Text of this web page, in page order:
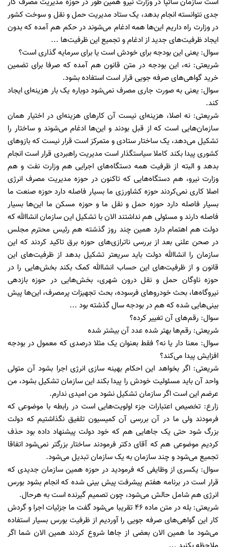
است سازمان ساتپا در وزارت نیرو همین طور در حوزه مدیریت مصرف کار
جدی نتوانسته انجام بدهد، یک ستاد مدیریت حمل و نقل و سوخت کشور
در وزارت راه داریم این‌ها همه ادغام می‌شوند در حکم هم آمده که بدون
ایجاد ظرفیت‌های جدید از ادغام و تجمیع این ظرفیت‌ها ...
سوال: یعنی این بودجه برای خودش است یا برای سرمایه گذاری است؟
شریعتی: نه، این بودجه در متن قانون هم آمده که صرفا برای تضمین
خرید گواهی‌های صرفه جویی قرار است استفاده بشود.
سوال: یعنی به صورت جاری مصرف نمی‌شود دوباره یک بار هزینه‌ای ایجاد
کند.
شریعتی: نه اصلا، هزینه‌ای نیست آن کار‌های هزینه‌ای در اختیار همان
سازمان‌هایی است که از قبل بودند و این‌ها ادغام می‌شوند و ساختار را
تشکیل می‌دهد، یک ساختار ستادی و متمرکز است قرار نیست که بازو‌های
کشوری پیدا بکند کاملا سیاستگذار است مدیریت راهبردی قرار است انجام
بدهد و البته از ظرفیت همه دستگاه‌های اجرایی هم وزارت نفت و هم
وزارت نیرو، هم دستگاه‌هایی که تاکنون در حوزه مدیریت مصرف انرژی
اصلا کاری نمی‌کردند حوزه کشاورزی ما بسیار فاصله دارد حوزه صنعت ما
بسیار فاصله دارد حوزه حمل و نقل ما و حوزه مسکن ما این‌ها بسیار
فاصله دارند و مسئولی هم نداشتند الان با تشکیل این سازمان انشاالله که
دولت هم اهتمام دارد همین چند روز گذشته هم رئیس محترم مجلس
در صحن علنی بعد از بررسی ناترازی‌های حوزه برق تاکید کردند که این
سازمان را انشاالله دولت باید سریعتر تشکیل بدهد از ظرفیت‌های این
قانون و از ظرفیت‌های این حساب انشاالله کمک بکند بخش‌هایی را در
حوزه ناوگان حمل و نقل درون شهری، بخش‌هایی در حوزه بازدهی
نیروگاه‌ها، بحث خودرو‌های فرسوده، بحث تجهیزات پرمصرف، این‌ها پیش
بینی‌هایی شده که هم در بودجه سال گذشته بود ...
سوال: رقم‌های آن تغییر کرده؟
شریعتی: رقم‌ها بهتر شده عدد آن بیشتر شده
سوال: معنا دار یا نه؟ فقط بعنوان یک مثلا درصدی که معمول در بودجه
افزایش پیدا می‌کند؟
شریعتی: اگر بخواهد این احکام بهینه سازی انرژی اجرا بشود آن متولی
واحد آن باید مسئولیت خودش را پیدا بکند این سازمان تشکیل بشود، من
عرضم این است اگر سازمان تشکیل نشود من امیدی ندارم.
زارع: تخصیص اعتبارات جزء اولویت‌هایی است در رابطه با موضوعی که
فرمودند ولی ما در آن بررسی آن کمیسیون تلفیق نگذاشتیم که دولت
بزرگ شود حتی یک جا‌هایی هم که خود دولت پیشنهاد داده بود حذف
کردیم موضوعی هم که آقای دکتر فرمودند ساختار بزرگتر نمی‌شود اتفاقا
تجمیع می‌شود و چند سازمان به یک سازمان تبدیل می‌شود.
سوال: یکسری از وظایفی که فرمودید در حوزه همین سازمان جدیدی که
قرار است در برنامه هفتم پیشرفت پیش بینی شده که انجام بشود بورس
انرژی هم شامل حالش می‌شود، چون تصمیم گیرنده است به هرحال.
شریعتی: بله در متن ماده ۴۶ تقریبا می‌شود گفت ما جزئیات اجرا و گردش
کار این گواهی‌های صرفه جویی را آوردیم از ظرفیت بورس بسیار استفاده
می‌شود ما همین الان بعضی از جا‌ها شروع کردند همین الان شما اگر